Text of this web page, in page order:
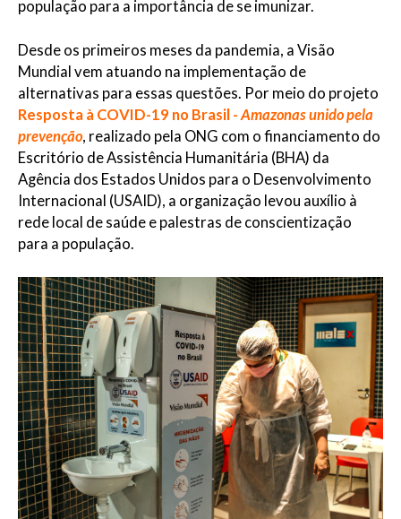
população para a importância de se imunizar.
Desde os primeiros meses da pandemia, a Visão
Mundial vem atuando na implementação de
alternativas para essas questões. Por meio do projeto
Resposta à COVID-19 no Brasil - Amazonas unido pela
prevenção, realizado pela ONG com o financiamento do
Escritório de Assistência Humanitária (BHA) da
Agência dos Estados Unidos para o Desenvolvimento
Internacional (USAID), a organização levou auxílio à
rede local de saúde e palestras de conscientização
para a população.